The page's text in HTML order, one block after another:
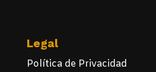
Legal
Política de Privacidad